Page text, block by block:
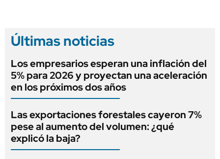
Últimas noticias
Los empresarios esperan una inflación del
5% para 2026 y proyectan una aceleración
en los próximos dos años
Las exportaciones forestales cayeron 7%
pese al aumento del volumen: ¿qué
explicó la baja?